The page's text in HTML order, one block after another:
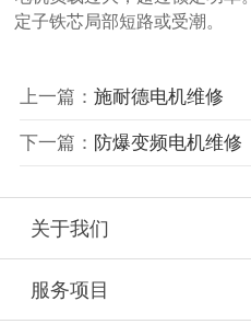
定子铁芯局部短路或受潮。
上一篇： 施耐德电机维修
下一篇： 防爆变频电机维修
关于我们
服务项目